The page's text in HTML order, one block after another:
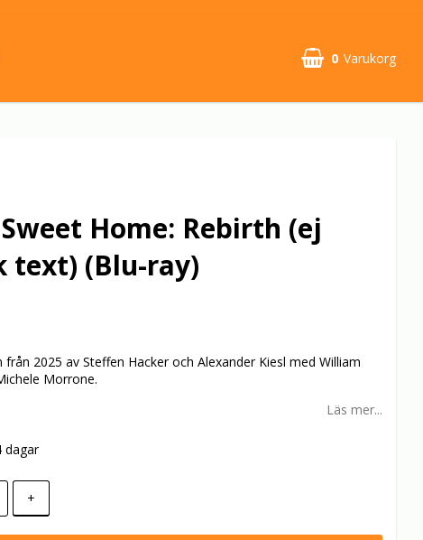
0 Varukorg
Din varukorg är tom
Home: Rebirth (ej
text) (Blu-ray)
från 2025 av Steffen Hacker och Alexander Kiesl med William
Morrone.
Läs mer...
dagar
+